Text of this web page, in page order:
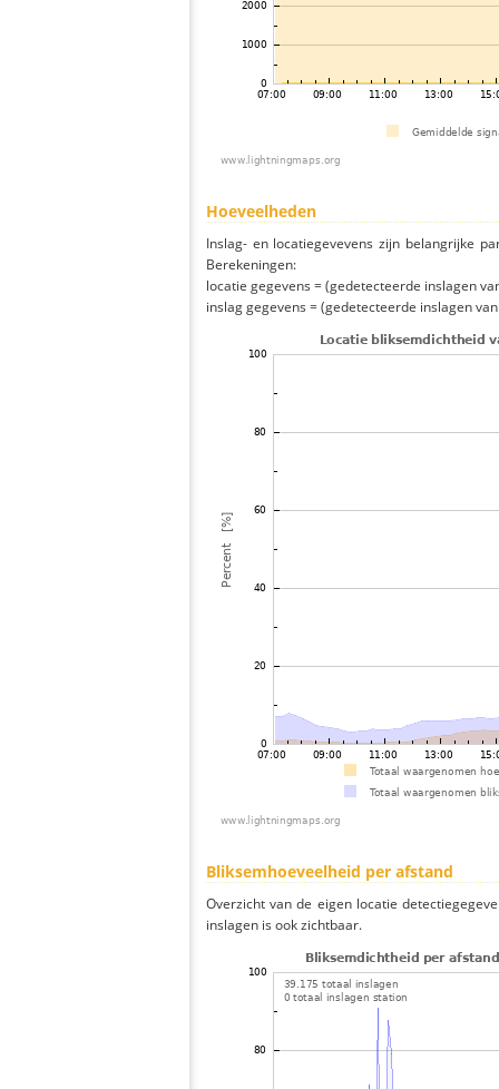
Hoeveelheden
Inslag- en locatiegevevens zijn belangrijke
Berekeningen:
locatie gegevens = (gedetecteerde inslagen
inslag gegevens = (gedetecteerde inslagen
Bliksemhoeveelheid per afstand
Overzicht van de eigen locatie
inslagen is ook zichtbaar.